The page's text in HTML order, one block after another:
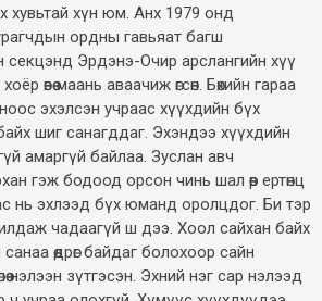
хувьтай хүн юм. Анх 1979 онд
ордны гавьяат багш
секцэнд Эрдэнэ-Очир арслангийн хүү
өвөө маань аваачиж өгсөн. Бөхийн гараа
эхэлсэн учраас хүүхдийн бүх
шиг санагддаг. Эхэндээ хүүхдийн
амаргүй байлаа. Зуслан авч
гэж бодоод орсон чинь шал өөр ертөнц
нь эхлээд бүх юманд оролцдог. Би тэр
чадаагүй ш дээ. Хоол сайхан байх
өөдрөг байдаг болохоор сайн
нэлээн зүтгэсэн. Эхний нэг сар нэлээд